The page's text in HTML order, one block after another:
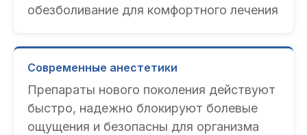
обезболивание для комфортного лечения
Современные анестетики
Препараты нового поколения действуют
быстро, надежно блокируют болевые
ощущения и безопасны для организма